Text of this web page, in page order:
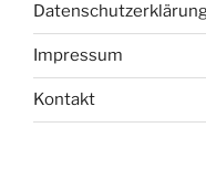
Impressum
Kontakt